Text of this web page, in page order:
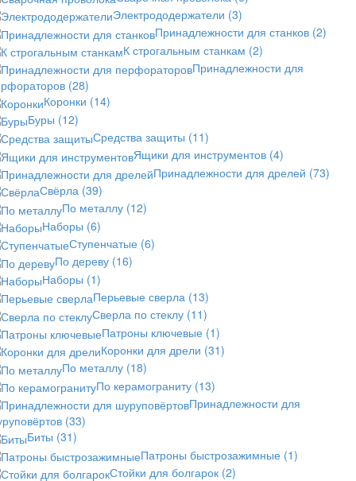
Электрододержатели (3)
Принадлежности для станков (2)
К строгальным станкам (2)
Принадлежности для
(28)
Коронки (14)
Буры (12)
Средства защиты (11)
Ящики для инструментов (4)
Принадлежности для дрелей (73)
Свёрла (39)
По металлу (12)
Наборы (6)
Ступенчатые (6)
По дереву (16)
Наборы (1)
Перьевые сверла (13)
Сверла по стеклу (11)
Патроны ключевые (1)
Коронки для дрели (31)
По металлу (18)
По керамограниту (13)
Принадлежности для
(33)
Биты (31)
Патроны быстрозажимные (1)
Стойки для болгарок (2)